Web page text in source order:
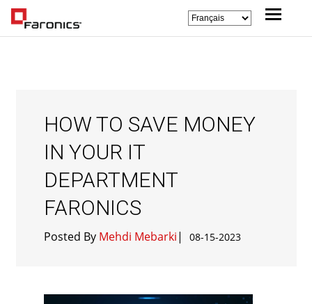
HOW TO SAVE MONEY
IN YOUR IT
DEPARTMENT
FARONICS
Posted By Mehdi Mebarki| 08-15-2023